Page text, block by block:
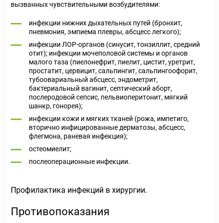
вызванных чувствительными возбудителями:
инфекции нижних дыхательных путей (бронхит,
пневмония, эмпиема плевры, абсцесс легкого);
инфекции ЛОР-органов (синусит, тонзиллит, средний
отит); инфекции мочеполовой системы и органов
малого таза (пиелонефрит, пиелит, цистит, уретрит,
простатит, цервицит, сальпингит, сальпингоофорит,
тубоовариальный абсцесс, эндометрит,
бактериальный вагинит, септический аборт,
послеродовой сепсис, пельвиоперитонит, мягкий
шанкр, гонорея);
инфекции кожи и мягких тканей (рожа, импетиго,
вторично инфицированные дерматозы, абсцесс,
флегмона, раневая инфекция);
остеомиелит;
послеоперационные инфекции.
Профилактика инфекций в хирургии.
Противопоказания